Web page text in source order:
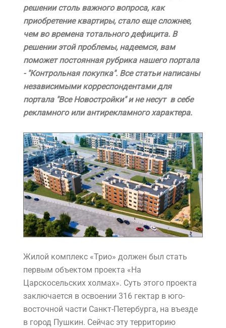
решении столь важного вопроса, как
приобретение квартиры, стало еще сложнее,
чем во времена тотального дефицита. В
решении этой проблемы, надеемся, вам
поможет постоянная рубрика нашего портала
- "Контрольная покупка". Все статьи написаны
независимыми корреспондентами для
портала "Все Новостройки" и не несут в себе
рекламного или антирекламного характера.
Жилой комплекс «Трио» должен был стать
первым объектом проекта «На
Царскосельских холмах». Суть этого проекта
заключается в освоении 316 гектар в юго-
восточной части Санкт-Петербурга, на въезде
в город Пушкин. Сейчас эту территорию